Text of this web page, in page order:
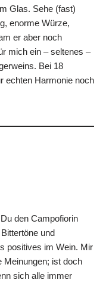
Glas. Sehe (fast)
enorme Würze,
er aber noch
mich ein – seltenes –
Bei 18
echten Harmonie noch
den Campofiorin
und
positives im Wein. Mir
Meinungen; ist doch
sich alle immer